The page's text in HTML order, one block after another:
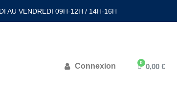
AU VENDREDI 09H-12H / 14H-16H
Connexion 0,00 €